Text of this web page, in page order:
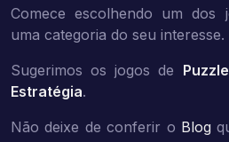
Comece escolhendo um dos
uma categoria do seu interesse.
Sugerimos os jogos de Puzzle
Estratégia.
Não deixe de conferir o Blog